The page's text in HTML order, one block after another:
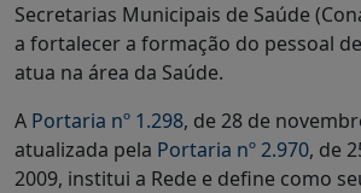
Secretarias Municipais de Saúde
a fortalecer a formação do pessoal
atua na área da Saúde.
A Portaria nº 1.298, de 28 de
atualizada pela Portaria nº 2.970, de
2009, institui a Rede e define como